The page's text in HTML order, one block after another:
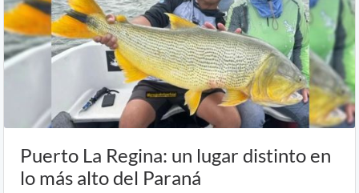
Puerto La Regina: un lugar distinto en
lo más alto del Paraná